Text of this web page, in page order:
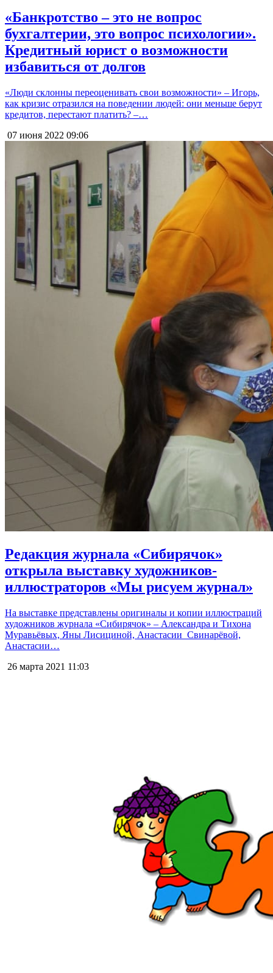
«Банкротство – это не вопрос
бухгалтерии, это вопрос психологии».
Кредитный юрист о возможности
избавиться от долгов
«Люди склонны переоценивать свои возможности» – Игорь,
как кризис отразился на поведении людей: они меньше берут
кредитов, перестают платить? –…
07 июня 2022 09:06
Редакция журнала «Сибирячок»
открыла выставку художников-
иллюстраторов «Мы рисуем журнал»
На выставке представлены оригиналы и копии иллюстраций
художников журнала «Сибирячок» – Александра и Тихона
Муравьёвых, Яны Лисициной, Анастасии Свинарёвой,
Анастасии…
26 марта 2021 11:03